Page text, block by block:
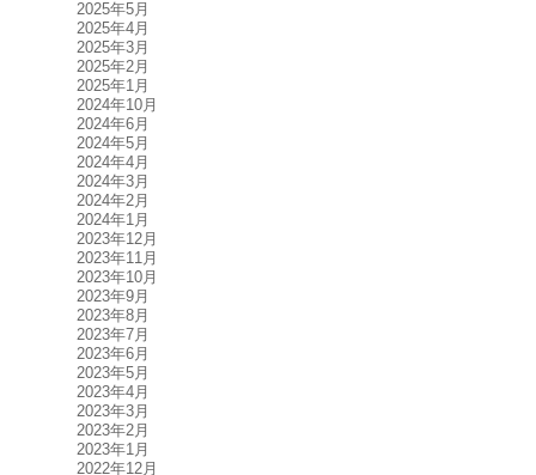
2025年5月
2025年4月
2025年3月
2025年2月
2025年1月
2024年10月
2024年6月
2024年5月
2024年4月
2024年3月
2024年2月
2024年1月
2023年12月
2023年11月
2023年10月
2023年9月
2023年8月
2023年7月
2023年6月
2023年5月
2023年4月
2023年3月
2023年2月
2023年1月
2022年12月